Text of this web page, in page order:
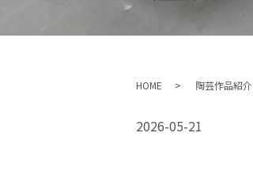
HOME 陶芸作品紹介
2026-05-21